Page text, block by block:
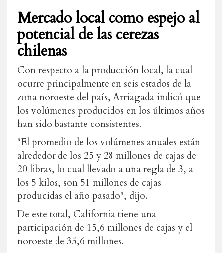
Mercado local como espejo al
potencial de las cerezas
chilenas
Con respecto a la producción local, la cual
ocurre principalmente en seis estados de la
zona noroeste del país, Arriagada indicó que
los volúmenes producidos en los últimos años
han sido bastante consistentes.
"El promedio de los volúmenes anuales están
alrededor de los 25 y 28 millones de cajas de
20 libras, lo cual llevado a una regla de 3, a
los 5 kilos, son 51 millones de cajas
producidas el año pasado", dijo.
De este total, California tiene una
participación de 15,6 millones de cajas y el
noroeste de 35,6 millones.